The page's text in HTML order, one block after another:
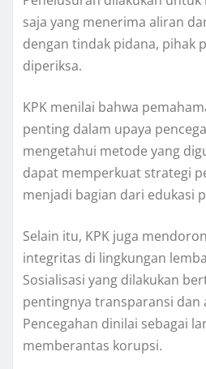
saja yang menerima aliran
dengan tindak pidana, pihak
diperiksa.
KPK menilai bahwa
penting dalam upaya
mengetahui metode yang
dapat memperkuat strategi
menjadi bagian dari edukasi
Selain itu, KPK juga
integritas di lingkungan
Sosialisasi yang dilakukan
pentingnya transparansi dan
Pencegahan dinilai sebagai
memberantas korupsi.